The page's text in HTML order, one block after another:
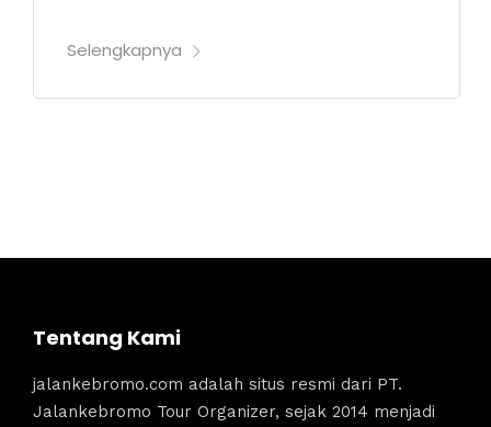
Selengkapnya
Tentang Kami
jalankebromo.com adalah situs resmi dari PT.
Jalankebromo Tour Organizer, sejak 2014 menjadi